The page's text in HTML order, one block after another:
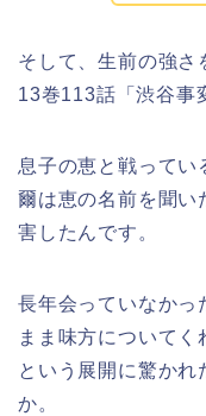
そして、生前の強さ
13巻113話「渋谷事
息子の恵と戦ってい
爾は恵の名前を聞い
害したんです。
長年会っていなかっ
まま味方について
という展開に驚かれ
か。